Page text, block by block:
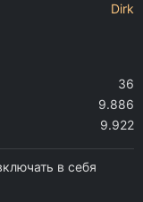
Dirk
36
9.886
9.922
в себя